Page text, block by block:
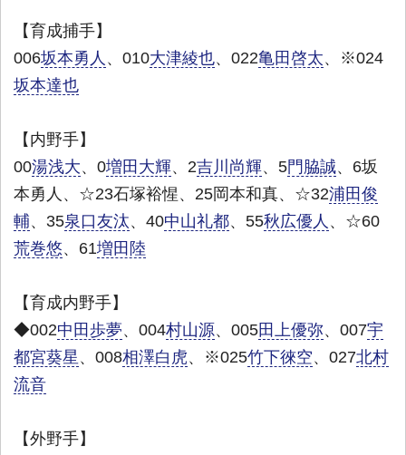
【育成捕手】
006坂本勇人 、010大津綾也、022亀田啓太、※024
坂本達也
【内野手】
00湯浅大、0増田大輝、2吉川尚輝、5門脇誠、6坂
本勇人、☆23石塚裕惺、25岡本和真、☆32浦田俊
輔、35泉口友汰、40中山礼都、55秋広優人 、☆60
荒巻悠、61増田陸
【育成内野手】
◆002中田歩夢、004村山源、005田上優弥、007宇
都宮葵星 、008相澤白虎、※025竹下徠空、027北村
流音
【外野手】